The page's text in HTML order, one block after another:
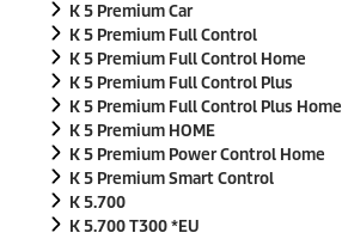
K 5 Premium Car
K 5 Premium Full Control
K 5 Premium Full Control Home
K 5 Premium Full Control Plus
K 5 Premium Full Control Plus Home
K 5 Premium HOME
K 5 Premium Power Control Home
K 5 Premium Smart Control
K 5.700
K 5.700 T300 *EU